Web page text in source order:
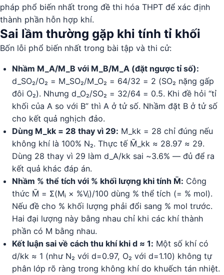
pháp phổ biến nhất trong đề thi hóa THPT để xác định
thành phần hỗn hợp khí.
Sai lầm thường gặp khi tính tỉ khối
Bốn lỗi phổ biến nhất trong bài tập và thi cử:
Nhầm M_A/M_B với M_B/M_A (đặt ngược tỉ số):
d_SO₂/O₂ = M_SO₂/M_O₂ = 64/32 = 2 (SO₂ nặng gấp
đôi O₂). Nhưng d_O₂/SO₂ = 32/64 = 0.5. Khi đề hỏi “tỉ
khối của A so với B” thì A ở tử số. Nhầm đặt B ở tử số
cho kết quả nghịch đảo.
Dùng M_kk = 28 thay vì 29: M_kk = 28 chỉ đúng nếu
không khí là 100% N₂. Thực tế M̄_kk ≈ 28.97 ≈ 29.
Dùng 28 thay vì 29 làm d_A/kk sai ~3.6% — đủ để ra
kết quả khác đáp án.
Nhầm % thể tích với % khối lượng khi tính M̄: Công
thức M̄ = Σ(Mᵢ × %Vᵢ)/100 dùng % thể tích (= % mol).
Nếu đề cho % khối lượng phải đổi sang % mol trước.
Hai đại lượng này bằng nhau chỉ khi các khí thành
phần có M bằng nhau.
Kết luận sai về cách thu khí khi d ≈ 1: Một số khí có
d/kk ≈ 1 (như N₂ với d=0.97, O₂ với d=1.10) không tự
phân lớp rõ ràng trong không khí do khuếch tán nhiệt.